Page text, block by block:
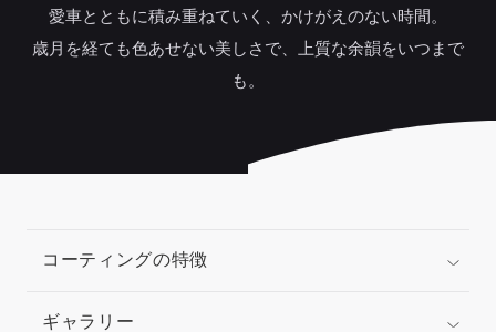
愛車とともに積み重ねていく、かけがえのない時間。
歳月を経ても色あせない美しさで、上質な余韻をいつまで
も。
コーティングの特徴
ギャラリー